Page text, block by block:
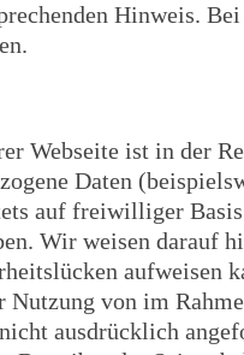
Hinweis.
Webseite ist in der
Daten
auf freiwilliger
Wir weisen darauf
aufweisen
Nutzung von im
ausdrücklich